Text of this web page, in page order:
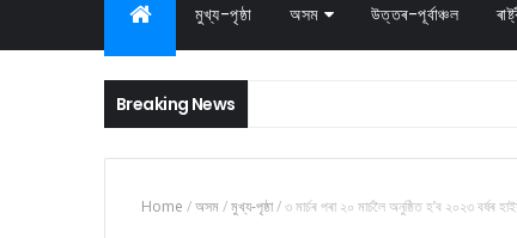
মুখ্য-পৃষ্ঠা অসম উত্তৰ-পূৰ্বাঞ্চল
Breaking News
Home /অসম/মুখ্য-পৃষ্ঠা/৩ মাৰ্চৰ পৰা ২০ মাৰ্চলৈ অনুষ্ঠিত হ’ব ২০২৩ বৰ্ষৰ